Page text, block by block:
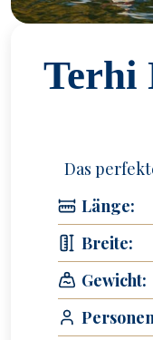
Terhi
Das
Länge:
Breite:
Gewicht: